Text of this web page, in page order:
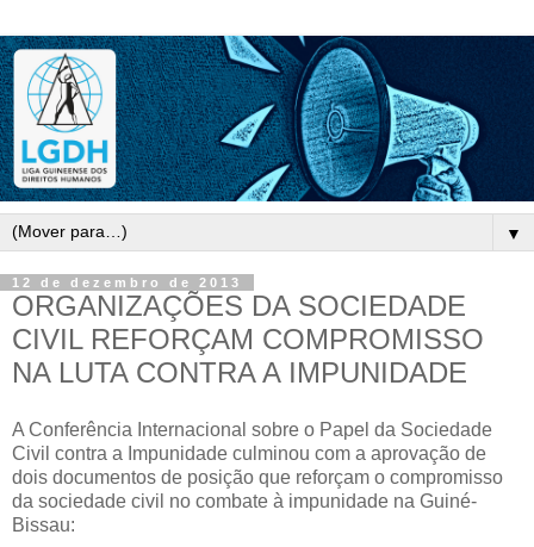
▼
12 de dezembro de 2013
ORGANIZAÇÕES DA SOCIEDADE
CIVIL REFORÇAM COMPROMISSO
NA LUTA CONTRA A IMPUNIDADE
A Conferência Internacional sobre o Papel da Sociedade
Civil contra a Impunidade culminou com a aprovação de
dois documentos de posição que reforçam o compromisso
da sociedade civil no combate à impunidade na Guiné-
Bissau: